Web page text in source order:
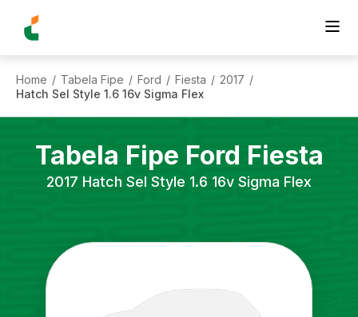
Home / Tabela Fipe / Ford / Fiesta / 2017 /
Hatch Sel Style 1.6 16v Sigma Flex
Tabela Fipe Ford Fiesta
2017 Hatch Sel Style 1.6 16v Sigma Flex